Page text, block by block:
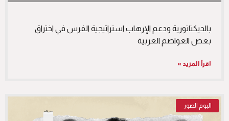
بالديكتاتورية ودعم الإرهاب استراتيجية الفرس في اختراق
بعض العواصم العربية
اقرأ المزيد »
البوم الصور